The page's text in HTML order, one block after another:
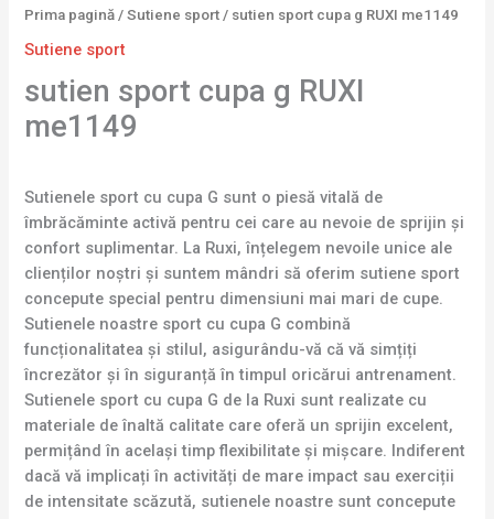
Prima pagină /Sutiene sport / sutien sport cupa g RUXI me1149
Sutiene sport
sutien sport cupa g RUXI
me1149
Sutienele sport cu cupa G sunt o piesă vitală de
îmbrăcăminte activă pentru cei care au nevoie de sprijin și
confort suplimentar. La Ruxi, înțelegem nevoile unice ale
clienților noștri și suntem mândri să oferim sutiene sport
concepute special pentru dimensiuni mai mari de cupe.
Sutienele noastre sport cu cupa G combină
funcționalitatea și stilul, asigurându-vă că vă simțiți
încrezător și în siguranță în timpul oricărui antrenament.
Sutienele sport cu cupa G de la Ruxi sunt realizate cu
materiale de înaltă calitate care oferă un sprijin excelent,
permițând în același timp flexibilitate și mișcare. Indiferent
dacă vă implicați în activități de mare impact sau exerciții
de intensitate scăzută, sutienele noastre sunt concepute